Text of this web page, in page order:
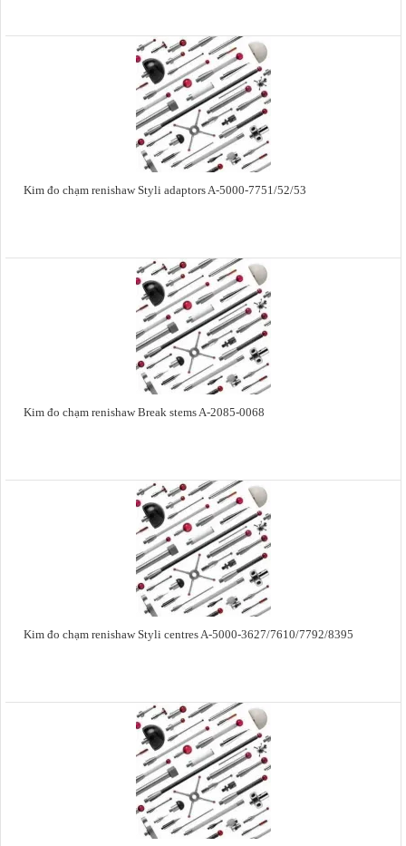
Kim đo chạm renishaw Styli adaptors A-5000-7751/52/53
Kim đo chạm renishaw Break stems A-2085-0068
Kim đo chạm renishaw Styli centres A-5000-3627/7610/7792/8395